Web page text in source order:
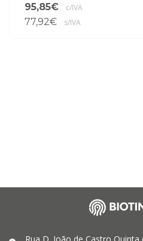
95,85€
c/IVA
77,92€ s/IVA